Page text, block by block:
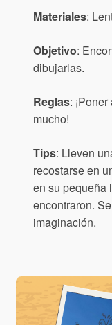
Materiales:
Objetivo:
dibujarlas.
Reglas:
mucho!
Tips: Lleven
recostarse en
en su pequeña
encontraron.
imaginación.